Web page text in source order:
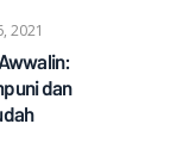
2021
dan